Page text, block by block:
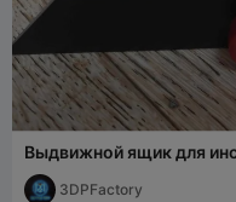
Выдвижной ящик для
Smart Pro, лоток CR-10
3DPFactory